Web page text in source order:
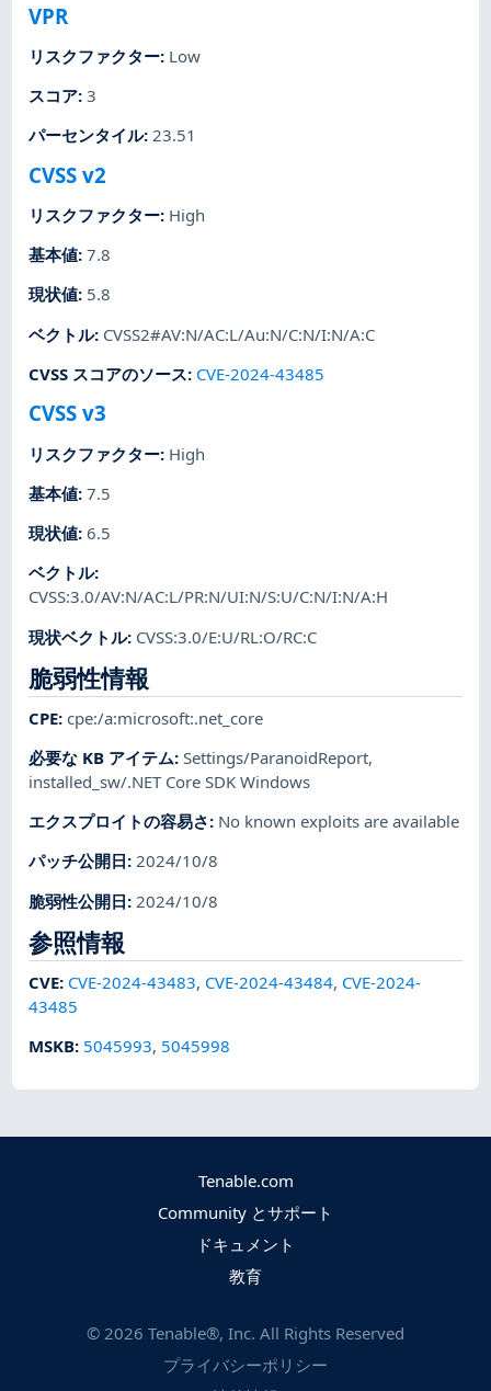
VPR
リスクファクター: Low
スコア:3
パーセンタイル:23.51
CVSS v2
リスクファクター: High
基本値:7.8
現状値: 5.8
ベクトル: CVSS2#AV:N/AC:L/Au:N/C:N/I:N/A:C
CVSS スコアのソース: CVE-2024-43485
CVSS v3
リスクファクター: High
基本値:7.5
現状値:6.5
ベクトル:
CVSS:3.0/AV:N/AC:L/PR:N/UI:N/S:U/C:N/I:N/A:H
現状ベクトル: CVSS:3.0/E:U/RL:O/RC:C
脆弱性情報
CPE:cpe:/a:microsoft:.net_core
必要な KB アイテム:Settings/ParanoidReport,
installed_sw/.NET Core SDK Windows
エクスプロイトの容易さ: No known exploits are available
パッチ公開日:2024/10/8
脆弱性公開日: 2024/10/8
参照情報
CVE: CVE-2024-43483, CVE-2024-43484, CVE-2024-
43485
MSKB: 5045993, 5045998
Tenable.com
Community とサポート
ドキュメント
教育
© 2026 Tenable®, Inc. All Rights Reserved
プライバシーポリシー